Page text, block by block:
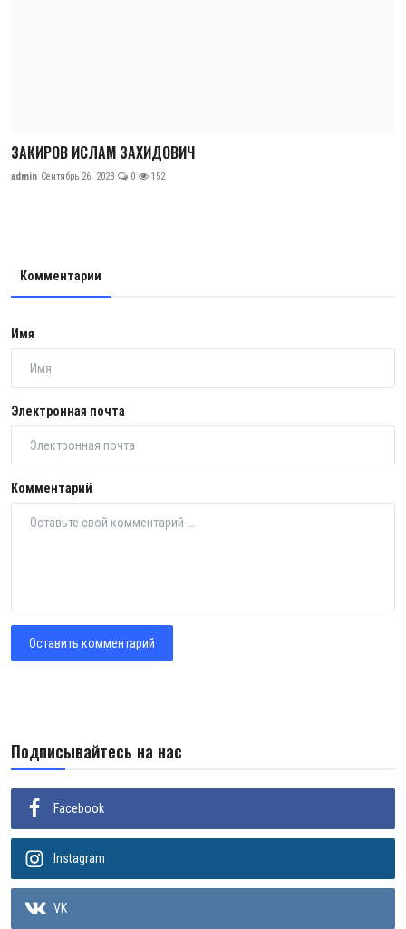
ЗАКИРОВ ИСЛАМ ЗАХИДОВИЧ
admin Сентябрь 26, 2023 0 152
Комментарии
Имя
Электронная почта
Комментарий
Оставить комментарий
Подписывайтесь на нас
Facebook
Instagram
VK